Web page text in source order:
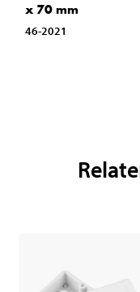
x 70 mm
46-2021